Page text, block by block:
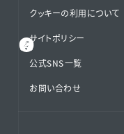
クッキーの利用について
サイトポリシー
公式SNS⁨⁩一覧
お問い合わせ